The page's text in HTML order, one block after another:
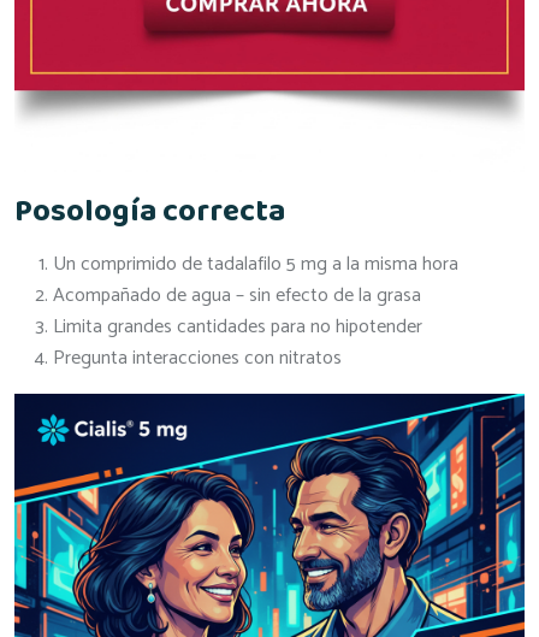
Posología correcta
Un comprimido de tadalafilo 5 mg a la misma hora
Acompañado de agua – sin efecto de la grasa
Limita grandes cantidades para no hipotender
Pregunta interacciones con nitratos